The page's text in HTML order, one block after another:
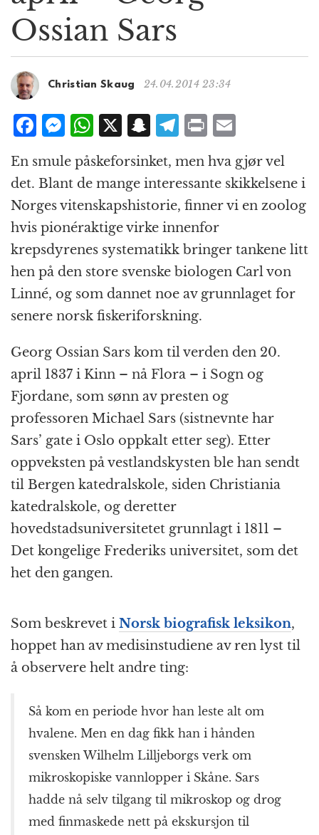
i
n
Ossian Sars
Christian Skaug 24.04.2014 23:34
F
c
e
b
o
o
k
M
ss
e
n
g
e
r
W
h
at
s
A
p
p
X S
n
a
p
c
h
at
T
e
g
r
a
m
P
ri
n
t
m
ai
l
En smule påskeforsinket, men hva gjør vel
det. Blant de mange interessante skikkelsene i
Norges vitenskapshistorie, finner vi en zoolog
hvis pionéraktige virke innenfor
krepsdyrenes systematikk bringer tankene litt
hen på den store svenske biologen Carl von
Linné, og som dannet noe av grunnlaget for
senere norsk fiskeriforskning.
Georg Ossian Sars kom til verden den 20.
april 1837 i Kinn – nå Flora – i Sogn og
Fjordane, som sønn av presten og
professoren Michael Sars (sistnevnte har
Sars’ gate i Oslo oppkalt etter seg). Etter
oppveksten på vestlandskysten ble han sendt
til Bergen katedralskole, siden Christiania
katedralskole, og deretter
hovedstadsuniversitetet grunnlagt i 1811 –
Det kongelige Frederiks universitet, som det
het den gangen.
Som beskrevet i Norsk biografisk leksikon,
hoppet han av medisinstudiene av ren lyst til
å observere helt andre ting:
Så kom en periode hvor han leste alt om
hvalene. Men en dag fikk han i hånden
svensken Wilhelm Lilljeborgs verk om
mikroskopiske vannlopper i Skåne. Sars
hadde nå selv tilgang til mikroskop og drog
med finmaskede nett på ekskursjon til